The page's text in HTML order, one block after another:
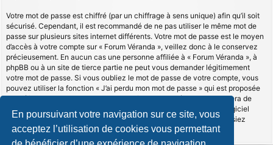
En poursuivant votre navigation sur ce site, vous
acceptez l’utilisation de cookies vous permettant
Votre mot de passe est chiffré (par un chiffrage à sens unique) afin qu’il soit
sécurisé. Cependant, il est recommandé de ne pas utiliser le même mot de
passe sur plusieurs sites internet différents. Votre mot de passe est le moyen
d’accès à votre compte sur « Forum Véranda », veillez donc à le conservez
précieusement. En aucun cas une personne affiliée à « Forum Véranda », à
phpBB ou à un site de tierce partie ne peut vous demander légitimement
votre mot de passe. Si vous oubliez le mot de passe de votre compte, vous
pouvez utiliser la fonction « J’ai perdu mon mot de passe » qui est proposée
par défaut sur le logiciel phpBB. Cette fonctionnalité vous demandera de
spécifier votre nom d’utilisateur et votre adresse de courriel et le logiciel
phpBB générera alors un nouveau mot de passe afin que vous puissiez
reprendre le contrôle de votre compte.